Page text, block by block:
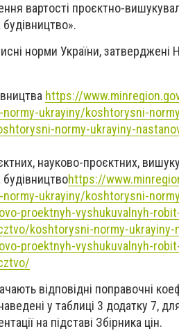
вартості проєктно-
норми України, затверджені
https://
ukrayiny/koshtorysni-
normy-ukrayiny-
науково-проєктних,
будівництвоhttps://
ukrayiny/koshtorysni-
proektnyh-vyshukuvalnyh-
koshtorysni-normy-ukrayiny-
proektnyh-vyshukuvalnyh-
відповідні поправочні
у таблиці 3 додатку 7,
на підставі Збірника цін.